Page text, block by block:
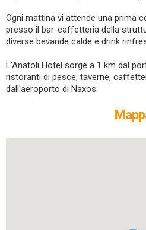
Ogni mattina vi attende una prima
presso il bar-caffetteria della
diverse bevande calde e drink
L'Anatoli Hotel sorge a 1 km dal
ristoranti di pesce, taverne,
dall'aeroporto di Naxos.